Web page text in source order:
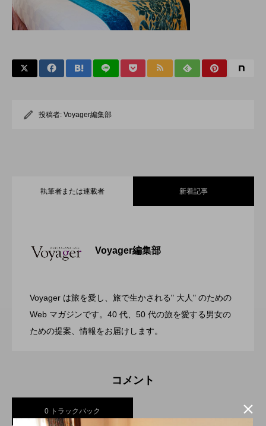
投稿者: Voyager編集部
執筆者または連載者 新着記事
Voyager編集部
Voyager は旅を愛し、旅で生かされる" 大人" のための
Web マガジンです。40 代、50 代の旅を愛する男女の
ための提案、情報をお届けします。
Resort 東京ベイ舞浜
今年の夏はラグジュアリーなBBQ体験
2026.07.26 渋谷の真ん中に誕生！築50年のヴィンテ
ンバージョンが際立つSHIFT HOTEL
コメント
0 トラックバック 